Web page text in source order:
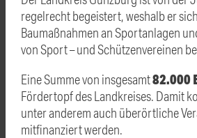
regelrecht begeistert, weshalb er
Baumaßnahmen an Sportanlagen
von Sport – und Schützenvereinen
Eine Summe von insgesamt82.000
Fördertopf des Landkreises. Damit
unter anderem auch überörtliche
mitfinanziert werden.